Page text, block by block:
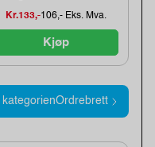
Kr.133,-106,- Eks. Mva.
Kjøp
kategorienOrdrebrett